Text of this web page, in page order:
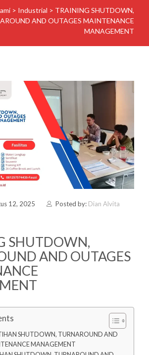
> Industrial > TRAINING SHUTDOWN,
AND OUTAGES MAINTENANCE
MANAGEMENT
12, 2025 Posted by: Dian Alvita
SHUTDOWN,
AND OUTAGES
SHUTDOWN, TURNAROUND AND
MANAGEMENT